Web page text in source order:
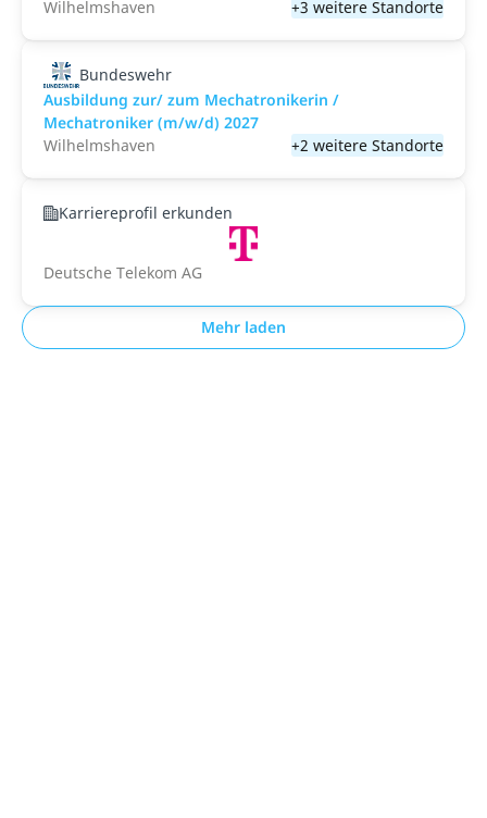
Wilhelmshaven +3 weitere Standorte
Bundeswehr
Ausbildung zur/ zum Mechatronikerin /
Mechatroniker (m/w/d) 2027
Wilhelmshaven
+2 weitere Standorte
Karriereprofil erkunden
Deutsche Telekom AG
Mehr laden